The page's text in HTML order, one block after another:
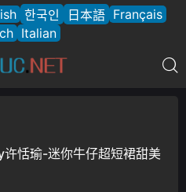
한국인 日本語 Français
Italian
恬瑜-迷你牛仔超短裙甜美